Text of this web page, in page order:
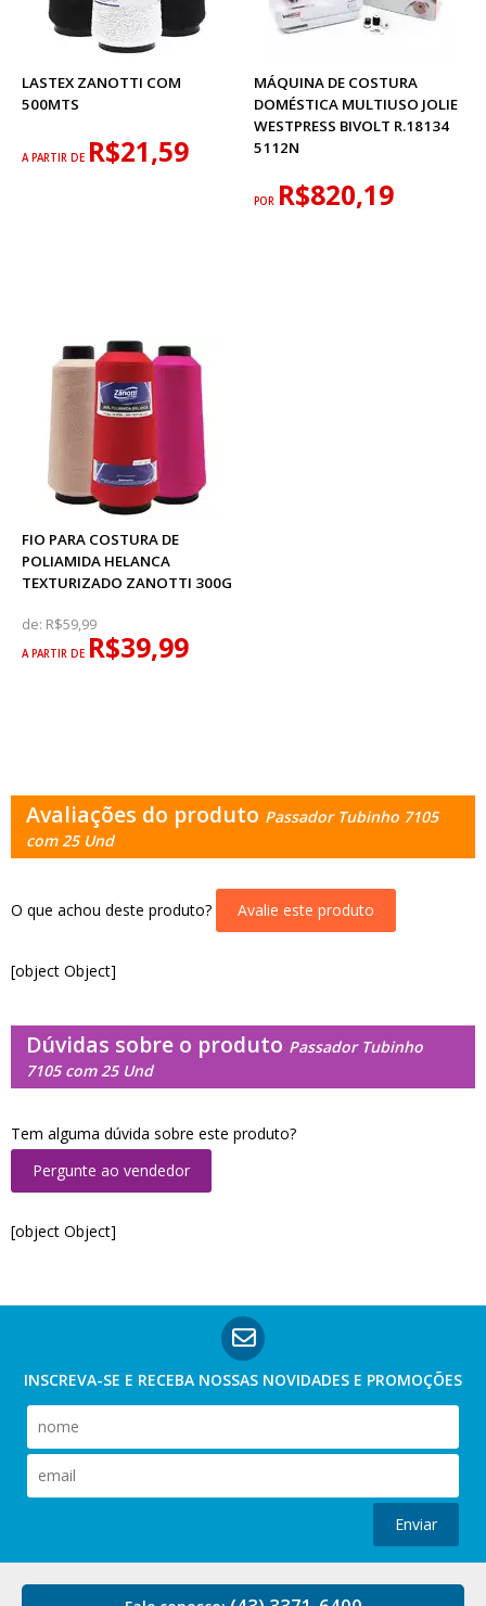
LASTEX ZANOTTI COM
500MTS
A PARTIR DE R$21,59
MÁQUINA DE COSTURA
DOMÉSTICA MULTIUSO JOLIE
WESTPRESS BIVOLT R.18134
5112N
POR R$820,19
FIO PARA COSTURA DE
POLIAMIDA HELANCA
TEXTURIZADO ZANOTTI 300G
de: R$59,99
A PARTIR DE R$39,99
Avaliações do produto Passador Tubinho 7105
com 25 Und
O que achou deste produto? Avalie este produto
[object Object]
Dúvidas sobre o produto Passador Tubinho
7105 com 25 Und
Tem alguma dúvida sobre este produto?
Pergunte ao vendedor
[object Object]
INSCREVA-SE E RECEBA NOSSAS NOVIDADES E PROMOÇÕES
Enviar